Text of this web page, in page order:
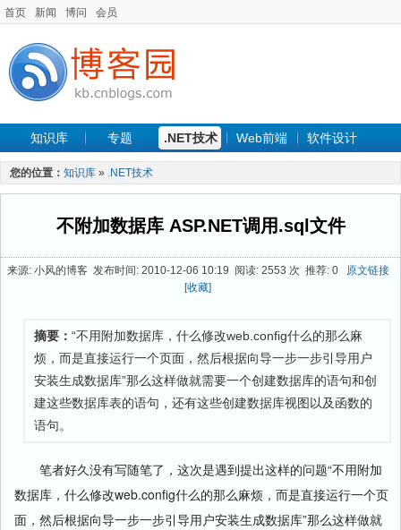
首页 新闻 博问 会员
知识库 专题 .NET技术 Web前端 软件设计
手机开发 软件工程
最新文章
您的位置： 知识库 » .NET技术
不附加数据库 ASP.NET调用.sql文件
来源: 小风的博客 发布时间: 2010-12-06 10:19 阅读: 2553 次 推荐: 0
原文链接
[收藏]
摘要： “不用附加数据库，什么修改web.config什么的那么麻
烦，而是直接运行一个页面，然后根据向导一步一步引导用户
安装生成数据库”那么这样做就需要一个创建数据库的语句和创
建这些数据库表的语句，还有这些创建数据库视图以及函数的
语句。
笔者好久没有写随笔了，这次是遇到提出这样的问题“不用附加
数据库，什么修改web.config什么的那么麻烦，而是直接运行一个页
面，然后根据向导一步一步引导用户安装生成数据库”那么这样做就